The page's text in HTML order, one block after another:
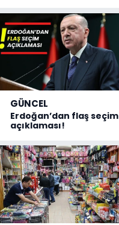
GÜNCEL
Erdoğan’dan flaş seçim
açıklaması!